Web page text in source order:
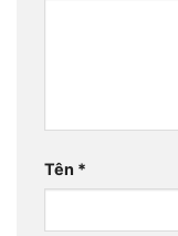
Tên *